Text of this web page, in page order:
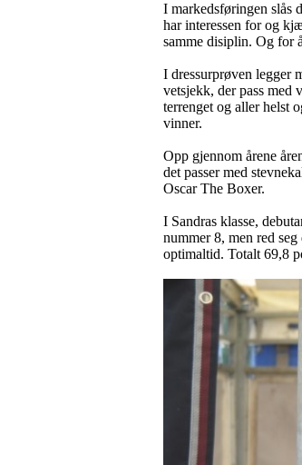
I markedsføringen slås
har interessen for og
samme disiplin. Og for
I dressurprøven legger
vetsjekk, der pass med
terrenget og aller helst
vinner.
Opp gjennom årene
det passer med
Oscar The Boxer.
I Sandras klasse,
nummer 8, men red
optimaltid. Totalt 69,8